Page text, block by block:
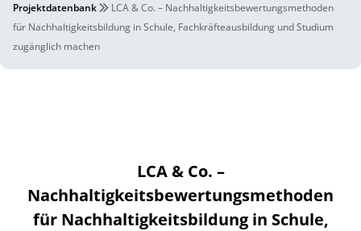
Projektdatenbank
LCA & Co. – Nachhaltigkeitsbewertungsmethoden
für Nachhaltigkeitsbildung in Schule, Fachkräfteausbildung und Studium
zugänglich machen
LCA & Co. –
Nachhaltigkeitsbewertungsmethoden
für Nachhaltigkeitsbildung in Schule,